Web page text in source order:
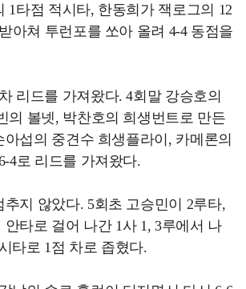
1타점 적시타, 한동희가 잭로그의 12
아쳐 투런포를 쏘아 올려 4-4 동점을
리드를 가져왔다. 4회말 강승호의
의 볼넷, 박찬호의 희생번트로 만든
아섭의 중견수 희생플라이, 카메론의
4로 리드를 가져왔다.
지 않았다. 5회초 고승민이 2루타,
타로 걸어 나간 1사 1, 3루에서 나
타로 1점 차로 좁혔다.